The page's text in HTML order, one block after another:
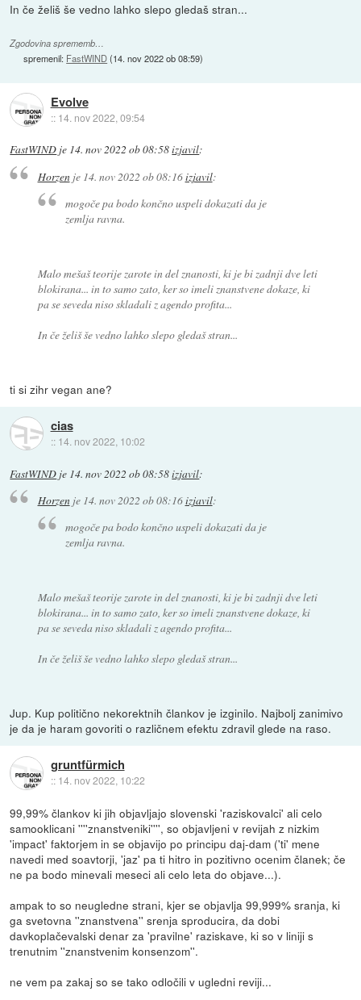
In če želiš še vedno lahko slepo gledaš stran...
Zgodovina sprememb…
spremenil: FastWIND(14. nov 2022 ob 08:59)
Evolve
:: 14. nov 2022, 09:54
FastWIND je 14. nov 2022 ob 08:58izjavil:
Horzenje 14. nov 2022 ob 08:16izjavil:
mogoče pa bodo končno uspeli dokazati da je
zemlja ravna.
Malo mešaš teorije zarote in del znanosti, ki je bi zadnji dve leti
blokirana... in to samo zato, ker so imeli znanstvene dokaze, ki
pa se seveda niso skladali z agendo profita...
In če želiš še vedno lahko slepo gledaš stran...
ti si zihr vegan ane?
cias
:: 14. nov 2022, 10:02
FastWIND je 14. nov 2022 ob 08:58izjavil:
Horzenje 14. nov 2022 ob 08:16izjavil:
mogoče pa bodo končno uspeli dokazati da je
zemlja ravna.
Malo mešaš teorije zarote in del znanosti, ki je bi zadnji dve leti
blokirana... in to samo zato, ker so imeli znanstvene dokaze, ki
pa se seveda niso skladali z agendo profita...
In če želiš še vedno lahko slepo gledaš stran...
Jup. Kup politično nekorektnih člankov je izginilo. Najbolj zanimivo
je da je haram govoriti o različnem efektu zdravil glede na raso.
gruntfürmich
:: 14. nov 2022, 10:22
99,99% člankov ki jih objavljajo slovenski 'raziskovalci' ali celo
samooklicani ''''znanstveniki'''', so objavljeni v revijah z nizkim
'impact' faktorjem in se objavijo po principu daj-dam ('ti' mene
navedi med soavtorji, 'jaz' pa ti hitro in pozitivno ocenim članek; če
ne pa bodo minevali meseci ali celo leta do objave...).
ampak to so neugledne strani, kjer se objavlja 99,999% sranja, ki
ga svetovna ''znanstvena'' srenja sproducira, da dobi
davkoplačevalski denar za 'pravilne' raziskave, ki so v liniji s
trenutnim ''znanstvenim konsenzom''.
ne vem pa zakaj so se tako odločili v ugledni reviji...